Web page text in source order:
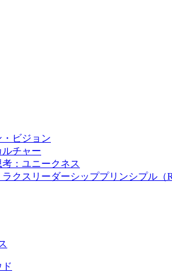
・ビジョン
チャー
：ユニークネス
クスリーダーシッププリンシプル（